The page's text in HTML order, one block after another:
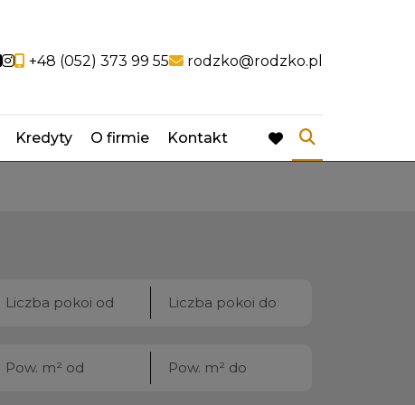
Social link
Social link
+48 (052) 373 99 55 rodzko@rodzko.pl
Kredyty O firmie Kontakt
favorite